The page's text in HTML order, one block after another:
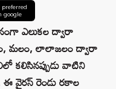
google
ఎలుకల ద్వారా
మలం, లాలాజలం ద్వారా
కలిసినప్పుడు వాటిని
ఈ వైరస్ రెండు రకాల